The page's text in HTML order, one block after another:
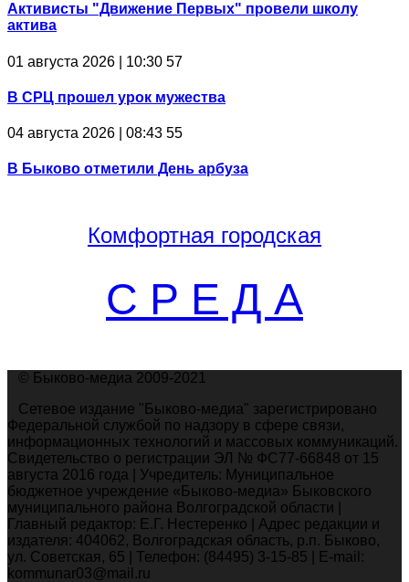
Активисты "Движение Первых" провели школу
актива
01 августа 2026 | 10:30 57
В СРЦ прошел урок мужества
04 августа 2026 | 08:43 55
В Быково отметили День арбуза
Комфортная городская
С Р Е Д А
© Быково-медиа 2009-2021
Сетевое издание "Быково-медиа" зарегистрировано
Федеральной службой по надзору в сфере связи,
информационных технологий и массовых коммуникаций.
Свидетельство о регистрации ЭЛ № ФС77-66848 от 15
августа 2016 года | Учредитель: Муниципальное
бюджетное учреждение «Быково-медиа» Быковского
муниципального района Волгоградской области |
Главный редактор: Е.Г. Нестеренко | Адрес редакции и
издателя: 404062, Волгоградская область, р.п. Быково,
ул. Советская, 65 | Телефон: (84495) 3-15-85 | E-mail:
kommunar03@mail.ru